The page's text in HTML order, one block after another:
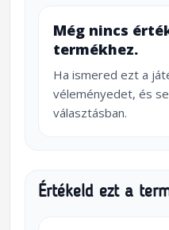
Még nincs
termékhez.
Ha ismered ezt a
véleményedet, és
választásban.
Értékeld ezt a